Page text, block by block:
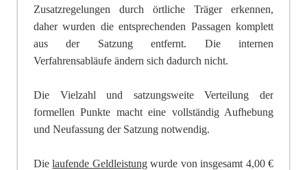
Zusatzregelungen durch örtliche Träger erkennen,
daher wurden die entsprechenden Passagen komplett
aus der Satzung entfernt. Die internen
Verfahrensabläufe ändern sich dadurch nicht.
Die Vielzahl und satzungsweite Verteilung der
formellen Punkte macht eine vollständig Aufhebung
und Neufassung der Satzung notwendig.
Dielaufende Geldleistungwurde von insgesamt 4,00 €